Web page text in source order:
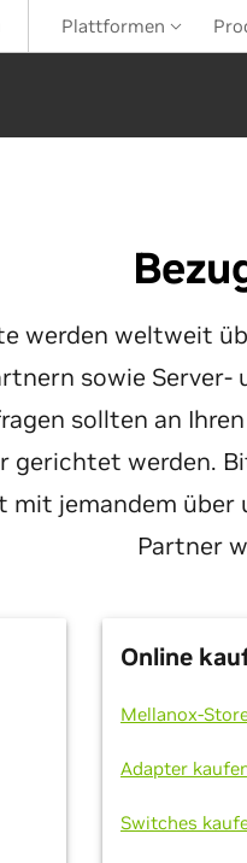
Plattformen
werden weltweit
sowie Server-
sollten an
gerichtet werden.
mit jemandem über
Partner
Online
Mellanox-
Adapter
Switches